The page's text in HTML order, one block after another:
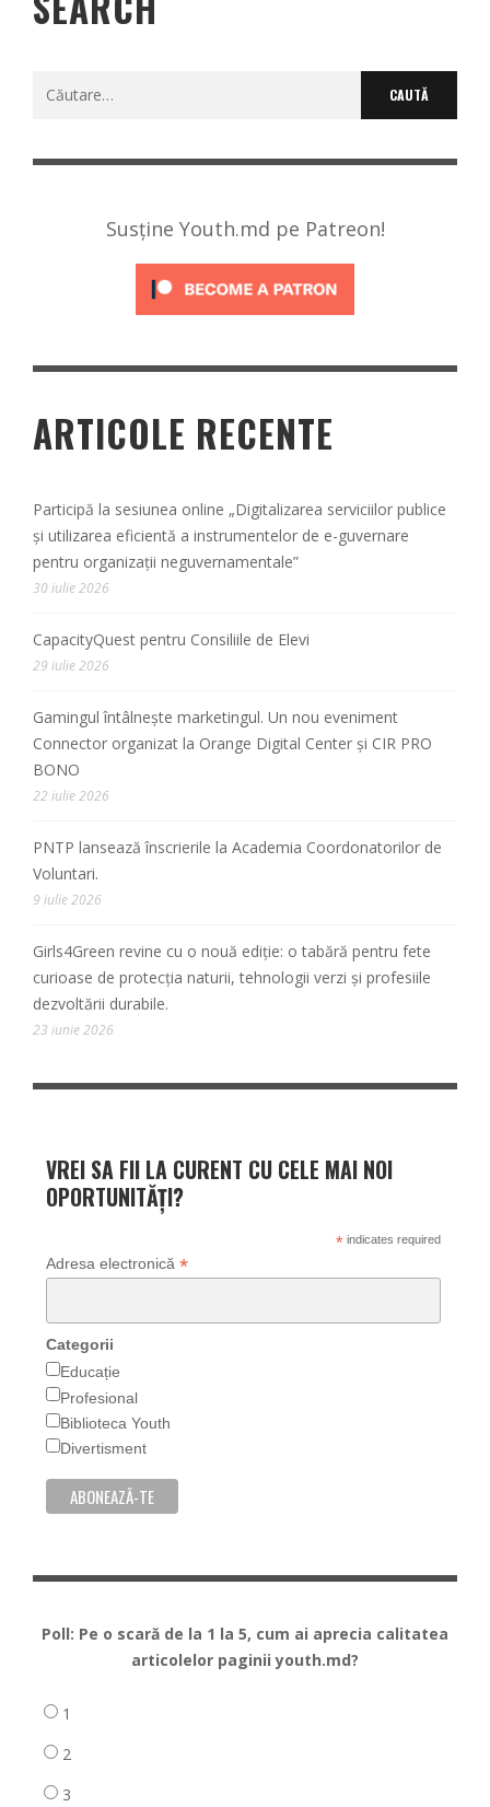
Caută
Susține Youth.md pe Patreon!
ARTICOLE RECENTE
Participă la sesiunea online „Digitalizarea serviciilor publice
și utilizarea eficientă a instrumentelor de e-guvernare
pentru organizații neguvernamentale”
30 iulie 2026
CapacityQuest pentru Consiliile de Elevi
29 iulie 2026
Gamingul întâlnește marketingul. Un nou eveniment
Connector organizat la Orange Digital Center și CIR PRO
BONO
22 iulie 2026
PNTP lansează înscrierile la Academia Coordonatorilor de
Voluntari.
9 iulie 2026
Girls4Green revine cu o nouă ediție: o tabără pentru fete
curioase de protecția naturii, tehnologii verzi și profesiile
dezvoltării durabile.
23 iunie 2026
VREI SA FII LA CURENT CU CELE MAI NOI
OPORTUNITĂȚI?
*indicates required
Adresa electronică *
Categorii
Educație
Profesional
Biblioteca Youth
Divertisment
Poll: Pe o scară de la 1 la 5, cum ai aprecia calitatea
articolelor paginii youth.md?
1
2
3